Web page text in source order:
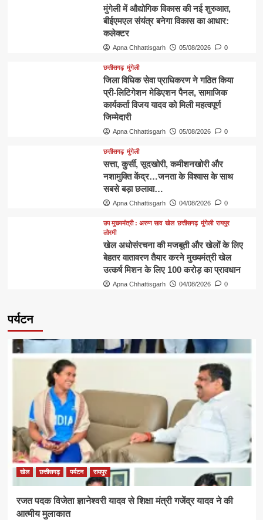
मुंगेली में औद्योगिक विकास की नई शुरुआत,
बीईएमएल संयंत्र बनेगा विकास का आधार:
कलेक्टर
Apna Chhattisgarh 05/08/2026 0
छत्तीसगढ़ मुंगेली
जिला विधिक सेवा प्राधिकरण ने गठित किया
प्री-लिटिगेशन मेडिएशन पैनल, सामाजिक
कार्यकर्ता विजय यादव को मिली महत्वपूर्ण
जिम्मेदारी
Apna Chhattisgarh 05/08/2026 0
छत्तीसगढ़ मुंगेली
​सत्ता, कुर्सी, सूदखोरी, कमीशनखोरी और
नशामुक्ति केंद्र…जनता के विश्वास के साथ
सबसे बड़ा छलावा…
Apna Chhattisgarh 04/08/2026 0
उप मुख्यमंत्री : अरुण साव खेल छत्तीसगढ़ मुंगेली रायपुर
लोरमी
खेल अधोसंरचना की मजबूती और खेलों के लिए
बेहतर वातावरण तैयार करने मुख्यमंत्री खेल
उत्कर्ष मिशन के लिए 100 करोड़ का प्रावधान
Apna Chhattisgarh 04/08/2026 0
पर्यटन
खेल छत्तीसगढ़ पर्यटन रायपुर
रजत पदक विजेता ज्ञानेश्वरी यादव से शिक्षा मंत्री गजेंद्र यादव ने की
आत्मीय मुलाकात